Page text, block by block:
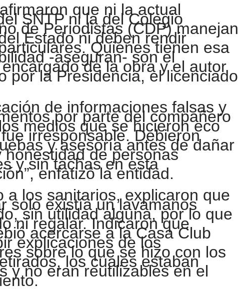
que ni la actual
SNTP ni la del Colegio
de Periodistas (CDP) manejan
Estado ni deben rendir
Quienes tienen esa
-aseguran- son el
de la obra y el autor
por la Presidencia, el licenciado
de informaciones falsas y
por parte del compañero
medios que se hicieron eco
irresponsable. Debieron
y asesoría antes de dañar
honestidad de personas
y sin tachas en esta
enfatizó la entidad.
a los sanitarios, explicaron que
solo existía un lavamanos
sin utilidad alguna, por lo que
ni regalar. Indicaron que
acercarse a la Casa Club
explicaciones de los
sobre lo que se hizo con los
los cuales estaban
y no eran reutilizables en el